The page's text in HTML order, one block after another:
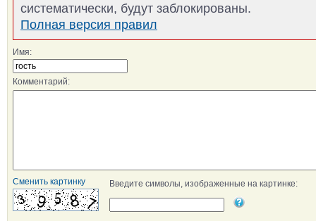
систематически, будут заблокированы.
Полная версия правил
Имя:
Комментарий:
Сменить картинку Введите символы, изображенные на картинке: